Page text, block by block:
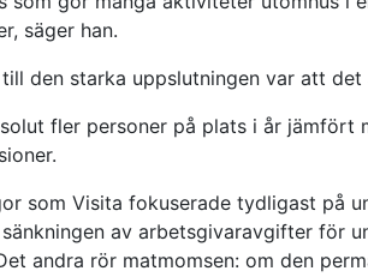
säger han.
till den starka uppslutningen var att det
fler personer på plats i år
som Visita fokuserade tydligast på
av arbetsgivaravgifter för
andra rör matmomsen: om den